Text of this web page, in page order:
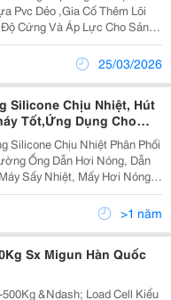
Pvc Dẻo ,Gia Cố Thêm Lõi
Cứng Và Áp Lực Cho Sản
Phi 200 Cuộn 20M Hạt
Phần Cấu Tạo Nên Gân Của
25/03/2026
Silicone Chịu Nhiệt, Hút
Tốt,Ứng Dụng Cho
Chịu Nhiệt Phân Phối
Sấy Nhiệt, Mấy Hơi Nóng,
Cơ Khí, Máy Móc Điện Tử,
Nhựa, Ngành In...
>1 năm
Sx Migun Hàn Quốc
&Ndash; Load Cell Kiểu